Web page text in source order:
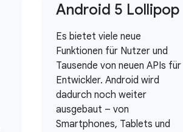
Android 5 Lollipop
Es bietet viele neue
Funktionen für Nutzer und
Tausende von neuen APIs für
Entwickler. Android wird
dadurch noch weiter
ausgebaut – von
Smartphones, Tablets und